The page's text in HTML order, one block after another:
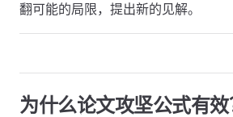
翻可能的局限，提出新的见解。
为什么论文攻坚公式有效